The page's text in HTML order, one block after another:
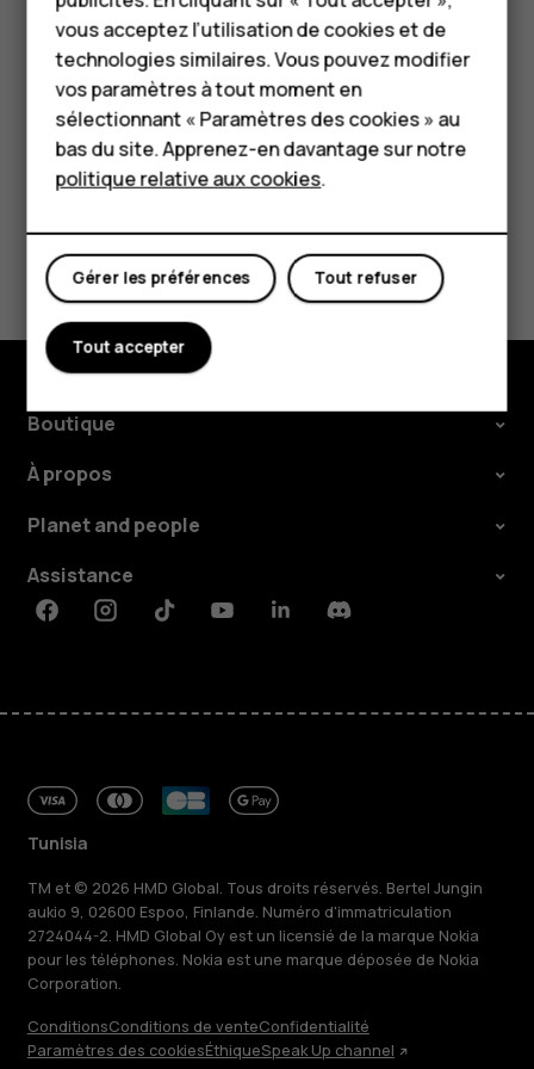
Pour les entreprises
Tablettes
Boutique
Mon compte
Appuyez survibrationpour activer le mode vibreur de
votre téléphone, ou sur notifications_offpour le mettre en mode
silencieux.
Avez-vous trouvé cela utile?
Oui Non
Boutique
À propos
Planet and people
Assistance
FacebookInstagramTiktokYoutubeLinkedinDiscord
Tunisia
TM et © 2026 HMD Global. Tous droits réservés. Bertel Jungin
aukio 9, 02600 Espoo, Finlande. Numéro d'immatriculation
2724044-2. HMD Global Oy est un licensié de la marque Nokia
pour les téléphones. Nokia est une marque déposée de Nokia
Corporation.
ConditionsConditions de venteConfidentialité
Paramètres des cookiesÉthiqueSpeak Up channel
vous acceptez l’utilisation de cookies et de
technologies similaires. Vous pouvez modifier
vos paramètres à tout moment en
sélectionnant « Paramètres des cookies » au
bas du site. Apprenez-en davantage sur notre
politique relative aux cookies.
Tout refuser
Gérer les préférences
Tout accepter